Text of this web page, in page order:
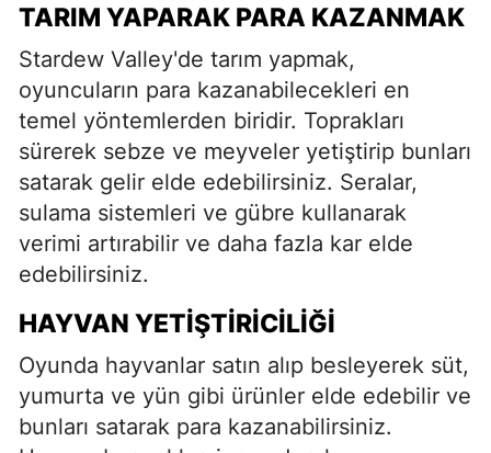
TARIM YAPARAK PARA KAZANMAK
Stardew Valley'de tarım yapmak,
oyuncuların para kazanabilecekleri en
temel yöntemlerden biridir. Toprakları
sürerek sebze ve meyveler yetiştirip bunları
satarak gelir elde edebilirsiniz. Seralar,
sulama sistemleri ve gübre kullanarak
verimi artırabilir ve daha fazla kar elde
edebilirsiniz.
HAYVAN YETIŞTIRICILIĞI
Oyunda hayvanlar satın alıp besleyerek süt,
yumurta ve yün gibi ürünler elde edebilir ve
bunları satarak para kazanabilirsiniz.